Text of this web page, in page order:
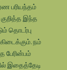
பரியந்தம்
இந்த
தொடர்பு
நம்
பேரின்பம்
இதைத்தேடி